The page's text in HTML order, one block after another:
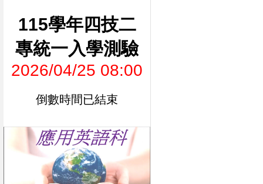
115學年四技二
專統一入學測驗
2026/04/25 08:00
倒數時間已結束